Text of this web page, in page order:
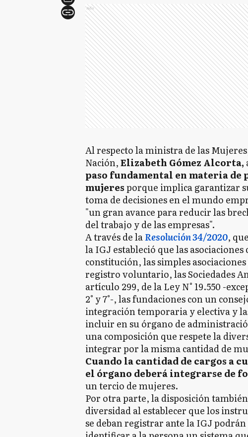
Ads
Al respecto la ministra de las
Nación,Elizabeth Gómez Alcorta,
paso fundamental en materia
mujeresporque implica garantizar
toma de decisiones en el mundo
"un gran avance para reducir las
del trabajo y de las empresas".
A través de laResolución 34/2020,
la IGJ estableció que las asociaciones
constitución, las simples
registro voluntario, las Sociedades
artículo 299, de la Ley N° 19.550 -
2° y 7°-, las fundaciones con un
integración temporaria y electiva y
incluir en su órgano de
una composición que respete la
integrar por la misma cantidad de
Cuando la cantidad de cargos a
el órgano deberá integrarse de
un tercio de mujeres.
Por otra parte, la disposición
diversidad al establecer que los
se deban registrar ante la IGJ